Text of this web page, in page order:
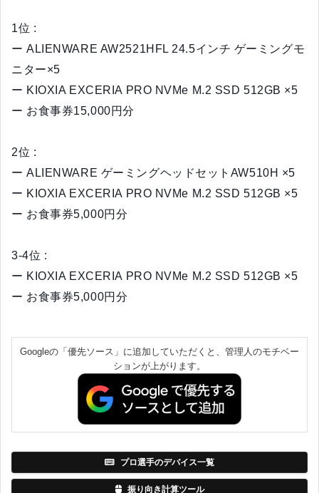
1位 :
ー ALIENWARE AW2521HFL 24.5インチ ゲーミングモ
ニター×5
ー KIOXIA EXCERIA PRO NVMe M.2 SSD 512GB ×5
ー お食事券15,000円分
2位 :
ー ALIENWARE ゲーミングヘッドセットAW510H ×5
ー KIOXIA EXCERIA PRO NVMe M.2 SSD 512GB ×5
ー お食事券5,000円分
3-4位 :
ー KIOXIA EXCERIA PRO NVMe M.2 SSD 512GB ×5
ー お食事券5,000円分
Googleの「優先ソース」に追加していただくと、管理人のモチベー
ションが上がります。
プロ選手のデバイス一覧
振り向き計算ツール